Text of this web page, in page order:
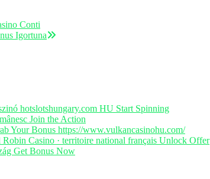
Conti
Igortuna
hotslotshungary.com HU Start Spinning
Join the Action
Your Bonus https://www.vulkancasinohu.com/
Casino · territoire national français Unlock Offer
Get Bonus Now